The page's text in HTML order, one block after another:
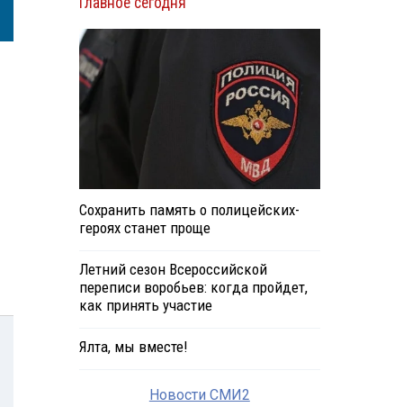
Сохранить память о полицейских-
героях станет проще
Летний сезон Всероссийской
переписи воробьев: когда пройдет,
как принять участие
Ялта, мы вместе!
Новости СМИ2